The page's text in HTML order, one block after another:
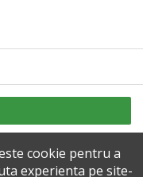
cookie pentru a
experienta pe site-